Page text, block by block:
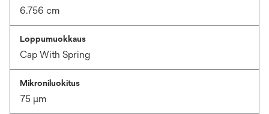
6.756 cm
Loppumuokkaus
Cap With Spring
Mikroniluokitus
75 μm